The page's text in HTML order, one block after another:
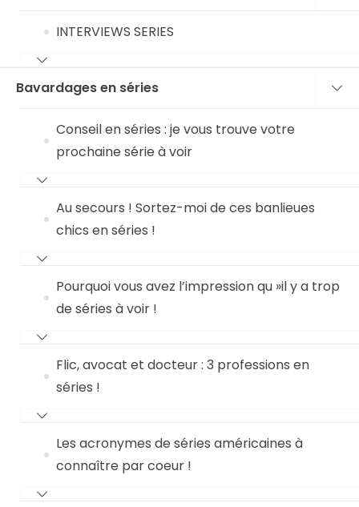
INTERVIEWS SERIES
Bavardages en séries
Conseil en séries : je vous trouve votre
prochaine série à voir
Au secours ! Sortez-moi de ces banlieues
chics en séries !
Pourquoi vous avez l’impression qu »il y a trop
de séries à voir !
Flic, avocat et docteur : 3 professions en
séries !
Les acronymes de séries américaines à
connaître par coeur !